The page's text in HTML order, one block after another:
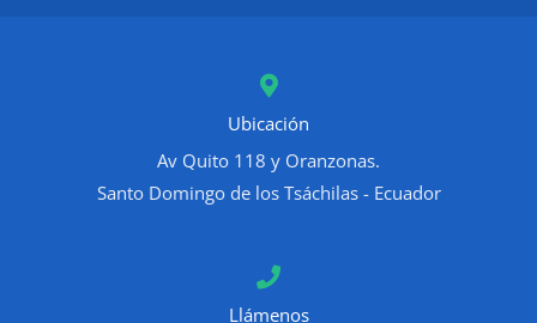
Ubicación
Av Quito 118 y Oranzonas.
Santo Domingo de los Tsáchilas - Ecuador
Llámenos